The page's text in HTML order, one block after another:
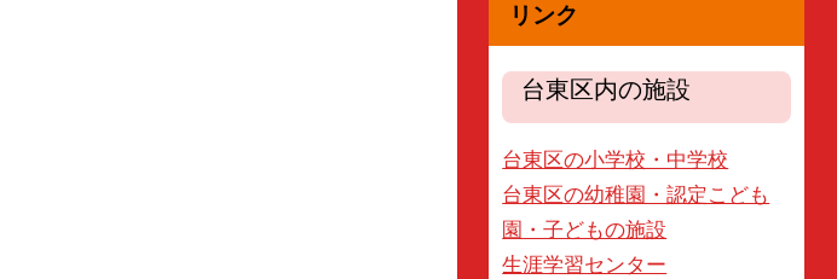
リンク
台東区内の施設
台東区の小学校・中学校
台東区の幼稚園・認定こども
園・子どもの施設
生涯学習センター